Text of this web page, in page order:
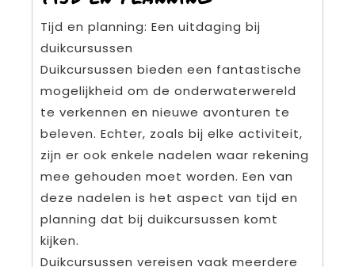
Tijd en planning: Een uitdaging bij
duikcursussen
Duikcursussen bieden een fantastische
mogelijkheid om de onderwaterwereld
te verkennen en nieuwe avonturen te
beleven. Echter, zoals bij elke activiteit,
zijn er ook enkele nadelen waar rekening
mee gehouden moet worden. Een van
deze nadelen is het aspect van tijd en
planning dat bij duikcursussen komt
kijken.
Duikcursussen vereisen vaak meerdere